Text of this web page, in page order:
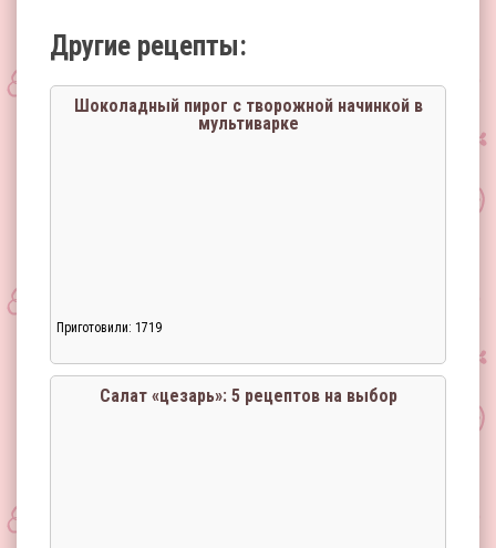
Другие рецепты:
Шоколадный пирог с творожной начинкой в
мультиварке
Приготовили: 1719
Салат «цезарь»: 5 рецептов на выбор